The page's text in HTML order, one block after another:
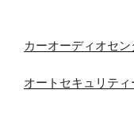
カーオーディオセ
オートセキュリテ